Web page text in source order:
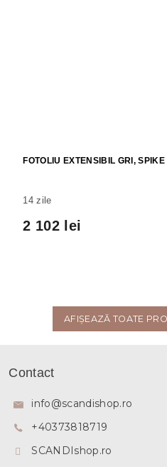
FOTOLIU EXTENSIBIL GRI, SPIKE II
14 zile
2 102 lei
AFIŞEAZĂ TOATE
Contact
info@scandishop.ro
+40373818719
SCANDIshop.ro